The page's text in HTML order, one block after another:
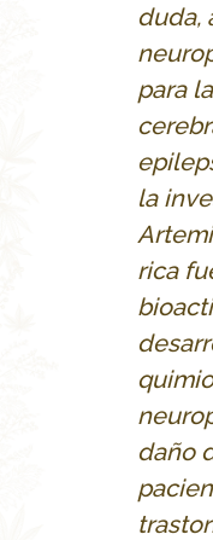
duda,
para
la
rica
daño